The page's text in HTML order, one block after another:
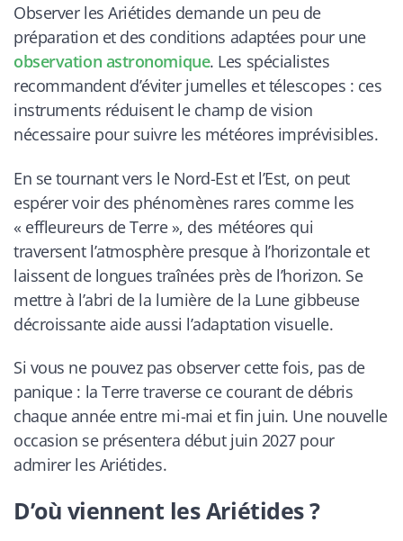
Observer les Ariétides demande un peu de
préparation et des conditions adaptées pour une
observation astronomique. Les spécialistes
recommandent d’éviter jumelles et télescopes : ces
instruments réduisent le champ de vision
nécessaire pour suivre les météores imprévisibles.
En se tournant vers le Nord-Est et l’Est, on peut
espérer voir des phénomènes rares comme les
« effleureurs de Terre », des météores qui
traversent l’atmosphère presque à l’horizontale et
laissent de longues traînées près de l’horizon. Se
mettre à l’abri de la lumière de la Lune gibbeuse
décroissante aide aussi l’adaptation visuelle.
Si vous ne pouvez pas observer cette fois, pas de
panique : la Terre traverse ce courant de débris
chaque année entre mi-mai et fin juin. Une nouvelle
occasion se présentera début juin 2027 pour
admirer les Ariétides.
D’où viennent les Ariétides ?